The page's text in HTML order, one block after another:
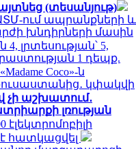
(տեսանյութ)
ում ապրանքների և
խնդիրների մասին
լրտեսության՝ 5,
1 դեպք.
Coco»-ն
կփակվի
չի աշխատում․
լռության
հատկացվել